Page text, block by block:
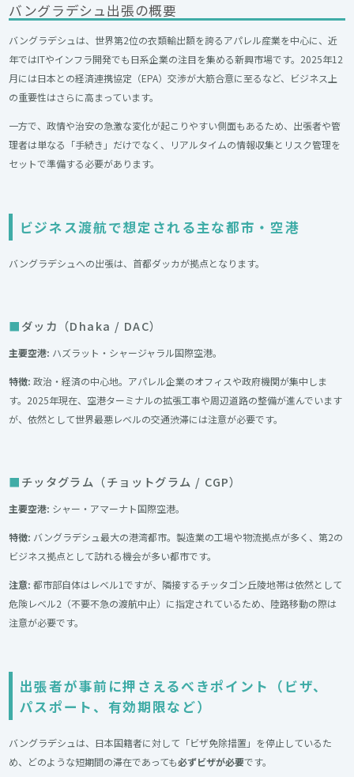
バングラデシュ出張の概要
バングラデシュは、世界第2位の衣類輸出額を誇るアパレル産業を中心に、近
年ではITやインフラ開発でも日系企業の注目を集める新興市場です。2025年12
月には日本との経済連携協定（EPA）交渉が大筋合意に至るなど、ビジネス上
の重要性はさらに高まっています。
一方で、政情や治安の急激な変化が起こりやすい側面もあるため、出張者や管
理者は単なる「手続き」だけでなく、リアルタイムの情報収集とリスク管理を
セットで準備する必要があります。
ビジネス渡航で想定される主な都市・空港
バングラデシュへの出張は、首都ダッカが拠点となります。
ダッカ（Dhaka / DAC）
主要空港: ハズラット・シャージャラル国際空港。
特徴: 政治・経済の中心地。アパレル企業のオフィスや政府機関が集中しま
す。2025年現在、空港ターミナルの拡張工事や周辺道路の整備が進んでいます
が、依然として世界最悪レベルの交通渋滞には注意が必要です。
チッタグラム（チョットグラム / CGP）
主要空港: シャー・アマーナト国際空港。
特徴: バングラデシュ最大の港湾都市。製造業の工場や物流拠点が多く、第2の
ビジネス拠点として訪れる機会が多い都市です。
注意: 都市部自体はレベル1ですが、隣接するチッタゴン丘陵地帯は依然として
危険レベル2（不要不急の渡航中止）に指定されているため、陸路移動の際は
注意が必要です。
出張者が事前に押さえるべきポイント（ビザ、
パスポート、有効期限など）
バングラデシュは、日本国籍者に対して「ビザ免除措置」を停止しているた
め、どのような短期間の滞在であっても必ずビザが必要です。